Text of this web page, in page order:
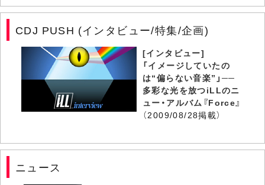
CDJ PUSH (インタビュー/特集/企画)
[インタビュー]
「イメージしていたの
は“偏らない音楽”」──
多彩な光を放つiLLのニ
ュー・アルバム『Force』
（2009/08/28掲載）
ニュース